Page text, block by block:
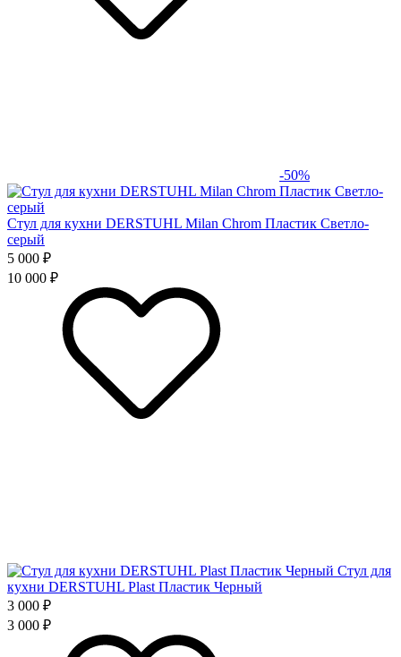
-50%
Стул для кухни DERSTUHL Milan Chrom Пластик Светло-
серый
5 000 ₽
10 000 ₽
Стул для
кухни DERSTUHL Plast Пластик Черный
3 000 ₽
3 000 ₽